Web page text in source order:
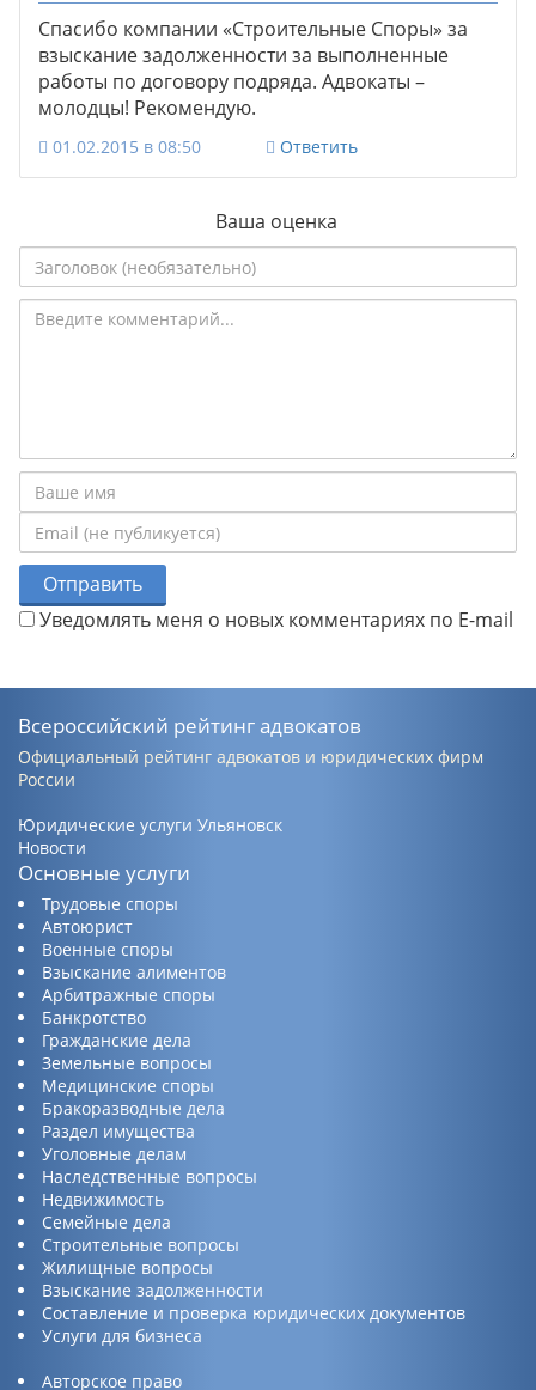
Спасибо компании «Строительные Споры» за
взыскание задолженности за выполненные
работы по договору подряда. Адвокаты –
молодцы! Рекомендую.
01.02.2015 в 08:50 Ответить
Ваша оценка
Отправить
Уведомлять меня о новых комментариях по E-mail
Всероссийский рейтинг адвокатов
Официальный рейтинг адвокатов и юридических фирм
России
Юридические услуги Ульяновск
Новости
Основные услуги
Трудовые споры
Автоюрист
Военные споры
Взыскание алиментов
Арбитражные споры
Банкротство
Гражданские дела
Земельные вопросы
Медицинские споры
Бракоразводные дела
Раздел имущества
Уголовные делам
Наследственные вопросы
Недвижимость
Семейные дела
Строительные вопросы
Жилищные вопросы
Взыскание задолженности
Составление и проверка юридических документов
Услуги для бизнеса
Авторское право